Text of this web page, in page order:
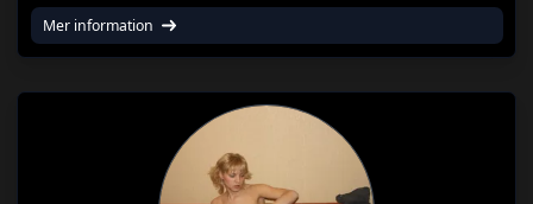
Mer information